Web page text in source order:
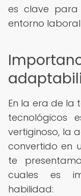
es clave para
entorno
En la era de la
tecnológicos
vertiginoso, la
convertido en
te
cuales es
habilidad: